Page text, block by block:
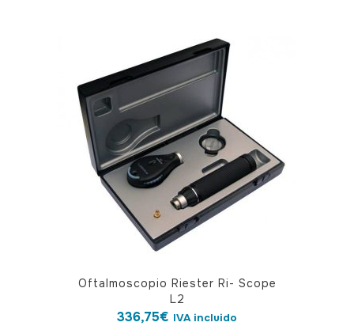
Oftalmoscopio Riester Ri- Scope
L2
336,75€ IVA incluido